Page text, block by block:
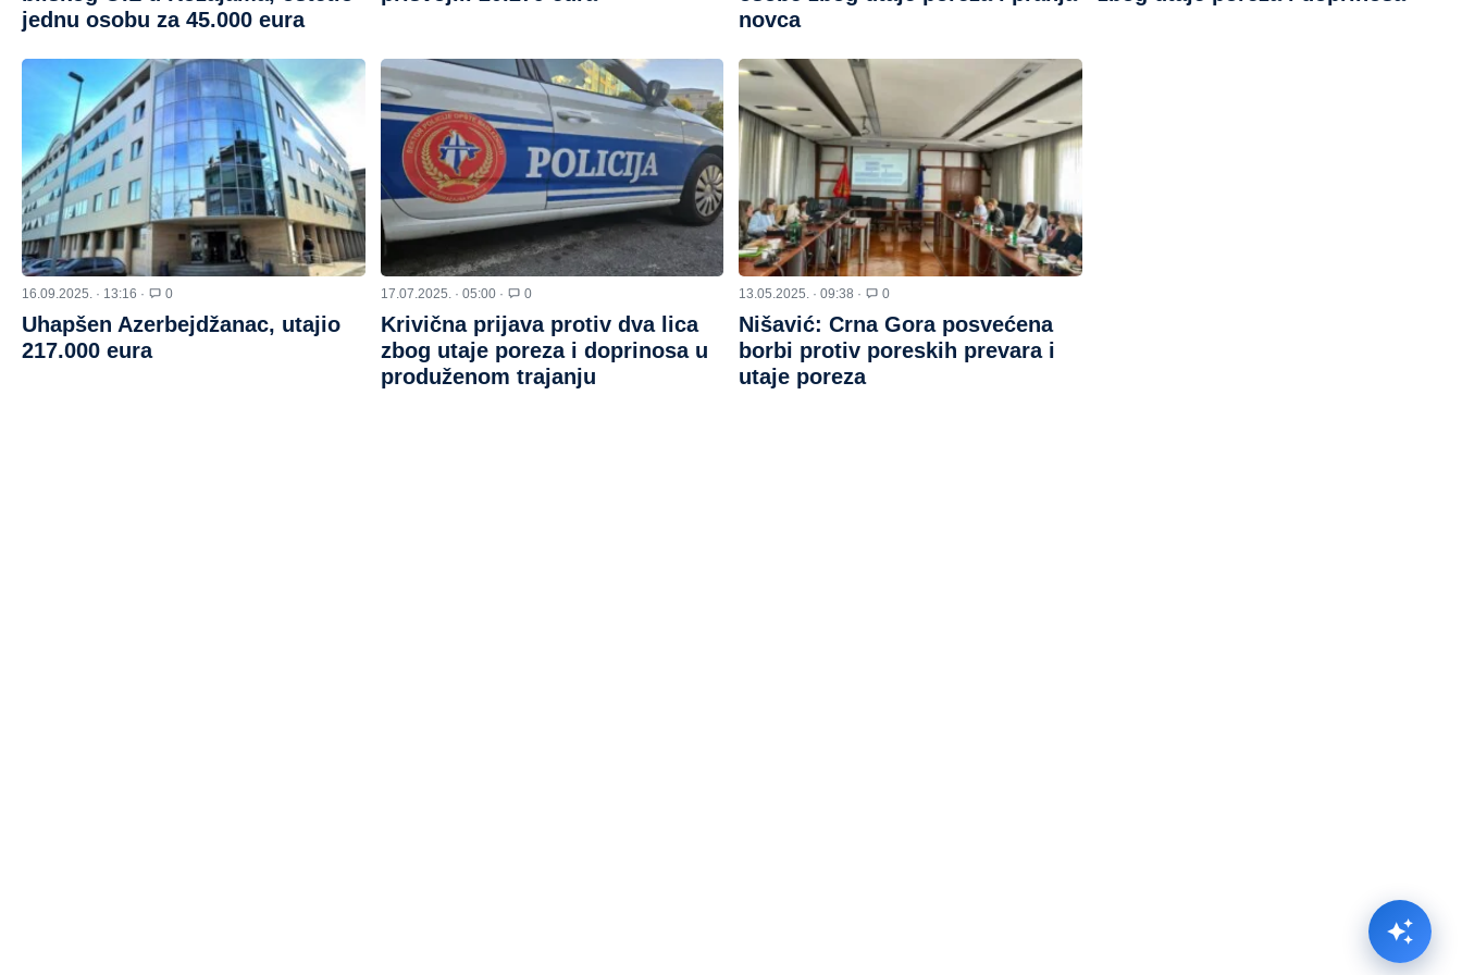
jednu osobu za 45.000 eura
novca
16.09.2025. · 13:16 · 0
Uhapšen Azerbejdžanac, utajio
217.000 eura
17.07.2025. · 05:00 · 0
Krivična prijava protiv dva lica
zbog utaje poreza i doprinosa u
produženom trajanju
13.05.2025. · 09:38 · 0
Nišavić: Crna Gora posvećena
borbi protiv poreskih prevara i
utaje poreza